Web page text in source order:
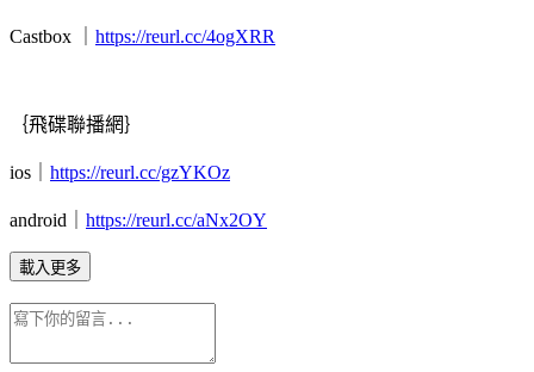
Castbox ｜ https://reurl.cc/4ogXRR
｛飛碟聯播網｝
ios｜ https://reurl.cc/gzYKOz
android｜ https://reurl.cc/aNx2OY
載入更多